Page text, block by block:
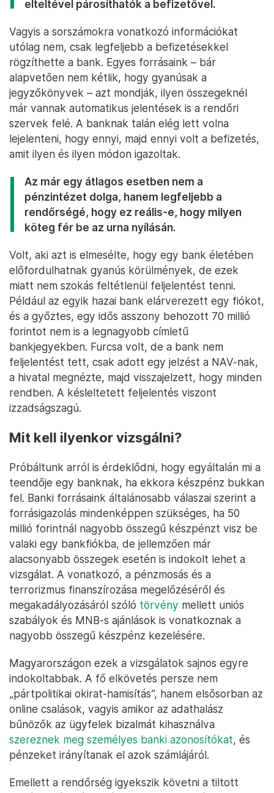
elteltével párosíthatók a befizetővel.
Vagyis a sorszámokra vonatkozó információkat
utólag nem, csak legfeljebb a befizetésekkel
rögzíthette a bank. Egyes forrásaink – bár
alapvetően nem kétlik, hogy gyanúsak a
jegyzőkönyvek – azt mondják, ilyen összegeknél
már vannak automatikus jelentések is a rendőri
szervek felé. A banknak talán elég lett volna
lejelenteni, hogy ennyi, majd ennyi volt a befizetés,
amit ilyen és ilyen módon igazoltak.
Az már egy átlagos esetben nem a
pénzintézet dolga, hanem legfeljebb a
rendőrségé, hogy ez reális-e, hogy milyen
köteg fér be az urna nyílásán.
Volt, aki azt is elmesélte, hogy egy bank életében
előfordulhatnak gyanús körülmények, de ezek
miatt nem szokás feltétlenül feljelentést tenni.
Például az egyik hazai bank elárverezett egy fiókot,
és a győztes, egy idős asszony behozott 70 millió
forintot nem is a legnagyobb címletű
bankjegyekben. Furcsa volt, de a bank nem
feljelentést tett, csak adott egy jelzést a NAV-nak,
a hivatal megnézte, majd visszajelzett, hogy minden
rendben. A késleltetett feljelentés viszont
izzadságszagú.
Mit kell ilyenkor vizsgálni?
Próbáltunk arról is érdeklődni, hogy egyáltalán mi a
teendője egy banknak, ha ekkora készpénz bukkan
fel. Banki forrásaink általánosabb válaszai szerint a
forrásigazolás mindenképpen szükséges, ha 50
millió forintnál nagyobb összegű készpénzt visz be
valaki egy bankfiókba, de jellemzően már
alacsonyabb összegek esetén is indokolt lehet a
vizsgálat. A vonatkozó, a pénzmosás és a
terrorizmus finanszírozása megelőzéséről és
megakadályozásáról szóló törvény mellett uniós
szabályok és MNB-s ajánlások is vonatkoznak a
nagyobb összegű készpénz kezelésére.
Magyarországon ezek a vizsgálatok sajnos egyre
indokoltabbak. A fő elkövetés persze nem
„pártpolitikai okirat-hamisítás”, hanem elsősorban az
online csalások, vagyis amikor az adathalász
bűnözők az ügyfelek bizalmát kihasználva
szereznek meg személyes banki azonosítókat, és
pénzeket irányítanak el azok számlájáról.
Emellett a rendőrség igyekszik követni a tiltott